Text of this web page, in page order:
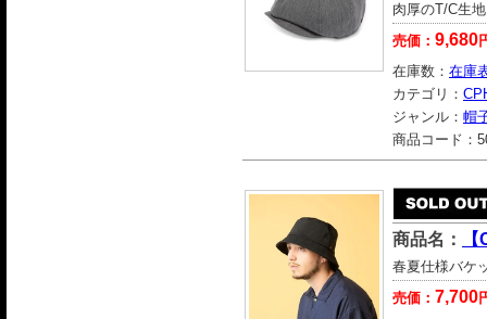
肉厚のT/C生
売価： 9,680
在庫数： 在庫
カテゴリ：
ジャンル： 帽
商品コード：
商品名：
春夏仕様バケ
売価： 7,700